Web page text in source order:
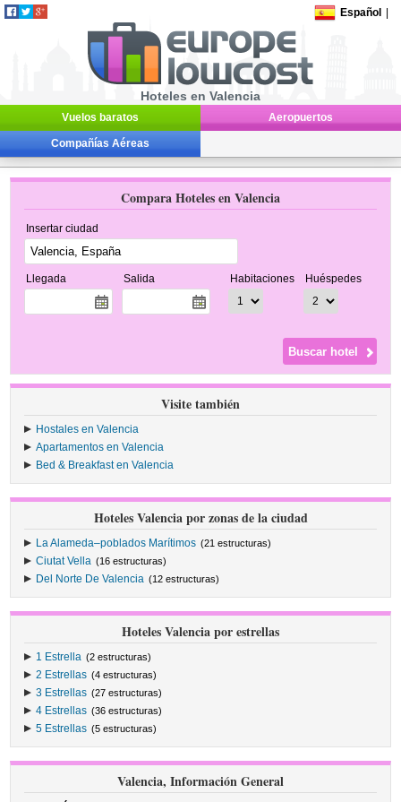
Español
Hoteles en Valencia
Vuelos baratos Aeropuertos
Compañías Aéreas
Compara Hoteles en Valencia
Insertar ciudad
Llegada Salida Habitaciones Huéspedes
Visite también
Hostales en Valencia
Apartamentos en Valencia
Bed & Breakfast en Valencia
Hoteles Valencia por zonas de la ciudad
La Alameda–poblados Marítimos (21 estructuras)
Ciutat Vella (16 estructuras)
Del Norte De Valencia (12 estructuras)
Hoteles Valencia por estrellas
1 Estrella (2 estructuras)
2 Estrellas (4 estructuras)
3 Estrellas (27 estructuras)
4 Estrellas (36 estructuras)
5 Estrellas (5 estructuras)
Valencia, Información General